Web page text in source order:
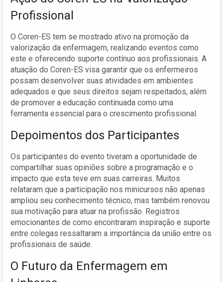
Profissional
O Coren-ES tem se mostrado ativo na promoção da
valorização da enfermagem, realizando eventos como
este e oferecendo suporte contínuo aos profissionais. A
atuação do Coren-ES visa garantir que os enfermeiros
possam desenvolver suas atividades em ambientes
adequados e que seus direitos sejam respeitados, além
de promover a educação continuada como uma
ferramenta essencial para o crescimento profissional.
Depoimentos dos Participantes
Os participantes do evento tiveram a oportunidade de
compartilhar suas opiniões sobre a programação e o
impacto que esta teve em suas carreiras. Muitos
relataram que a participação nos minicursos não apenas
ampliou seu conhecimento técnico, mas também renovou
sua motivação para atuar na profissão. Registros
emocionantes de como encontraram inspiração e suporte
entre colegas ressaltaram a importância da união entre os
profissionais de saúde.
O Futuro da Enfermagem em